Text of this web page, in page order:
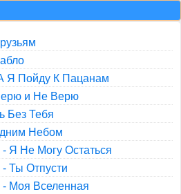
Я Пойду К Пацанам
и Не Верю
Без Тебя
Небом
Я Не Могу Остаться
Ты Отпусти
Моя Вселенная